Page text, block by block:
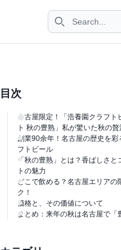
目次
名古屋限定！「浩養園クラフト
ト 秋の豊熟」私が驚いた秋の
創業90余年！名古屋の歴史を彩
フトビール
「秋の豊熟」とは？香ばしさと
トの魅力
どこで飲める？名古屋エリアの
ク！
価格と、その価値について
まとめ：来年の秋は名古屋で「